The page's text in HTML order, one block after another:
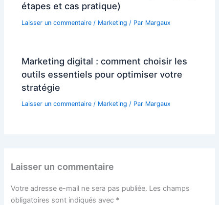
étapes et cas pratique)
Laisser un commentaire / Marketing / Par Margaux
Marketing digital : comment choisir les
outils essentiels pour optimiser votre
stratégie
Laisser un commentaire / Marketing / Par Margaux
Laisser un commentaire
Votre adresse e-mail ne sera pas publiée. Les champs
obligatoires sont indiqués avec *